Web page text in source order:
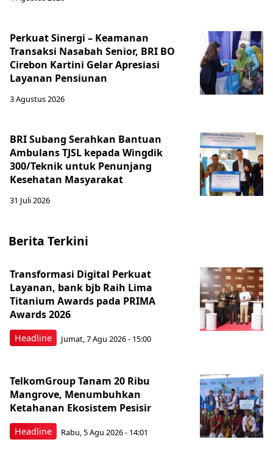
Perkuat Sinergi – Keamanan
Transaksi Nasabah Senior, BRI BO
Cirebon Kartini Gelar Apresiasi
Layanan Pensiunan
3 Agustus 2026
BRI Subang Serahkan Bantuan
Ambulans TJSL kepada Wingdik
300/Teknik untuk Penunjang
Kesehatan Masyarakat ​
31 Juli 2026
Berita Terkini
Headline
Transformasi Digital Perkuat
Layanan, bank bjb Raih Lima
Titanium Awards pada PRIMA
Awards 2026
Jumat, 7 Agu 2026 - 15:00
Headline
TelkomGroup Tanam 20 Ribu
Mangrove, Menumbuhkan
Ketahanan Ekosistem Pesisir
Rabu, 5 Agu 2026 - 14:01